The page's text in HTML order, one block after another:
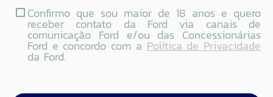
Confirmo que sou maior de 18 anos e quero
receber contato da Ford via canais de
comunicação Ford e/ou das Concessionárias
Ford e concordo com a Política de Privacidade
da Ford.